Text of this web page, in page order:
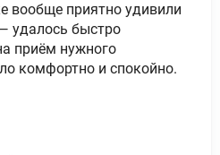
вообще приятно удивили
удалось быстро
приём нужного
комфортно и спокойно.